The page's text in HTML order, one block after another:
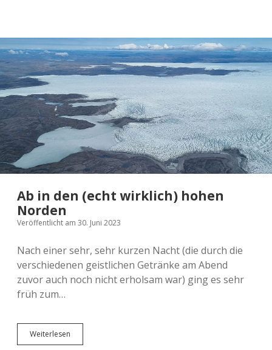
Ab in den (echt wirklich) hohen
Norden
Veröffentlicht am 30. Juni 2023
Nach einer sehr, sehr kurzen Nacht (die durch die
verschiedenen geistlichen Getränke am Abend
zuvor auch noch nicht erholsam war) ging es sehr
früh zum…
Weiterlesen
in